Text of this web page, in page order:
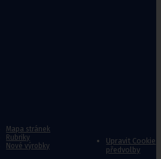
Mapa stránek
Rubriky
Nové výrobky
Upravit Cookie
předvolby